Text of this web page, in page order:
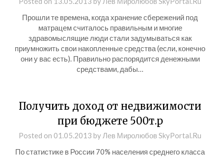
Прошли те времена, когда хранение сбережений под
матрацем считалось правильным и многие
здравомыслящие люди стали задумываться как
приумножить свои накопленные средства (если, конечно
они у вас есть). Правильно распорядится денежными
средствами, дабы…
Получить доход от недвижимости
при бюджете 500т.р
Posted on 01.05.2013 by Лев Миролюбов SkyPortal.Ru
По статистике в России 70% населения среднего класса